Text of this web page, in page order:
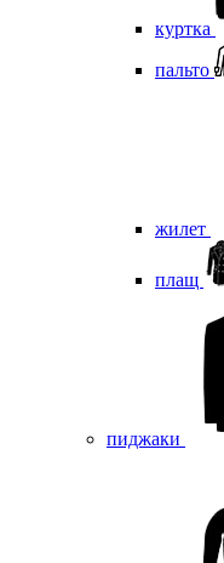
куртка
пальто
жилет
плащ
пиджаки